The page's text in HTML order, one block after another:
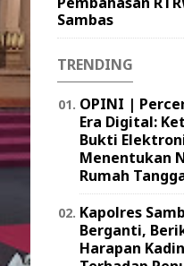
Sambas
TRENDING
OPINI |
Era Digital:
Bukti
Menentukan
Rumah
Kapolres
Berganti,
Harapan